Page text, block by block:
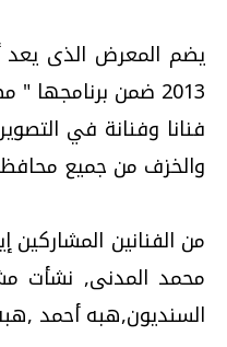
يضم المعرض الذى
فنانا وفنانة في
والخزف من جميع
من الفنانين
محمد المدنى, نشأت
السنديون,هبه أحمد